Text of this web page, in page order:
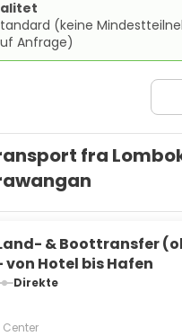
(keine
Anfrage)
fra
& Boottransfer
von Hotel bis Hafen
Direkte